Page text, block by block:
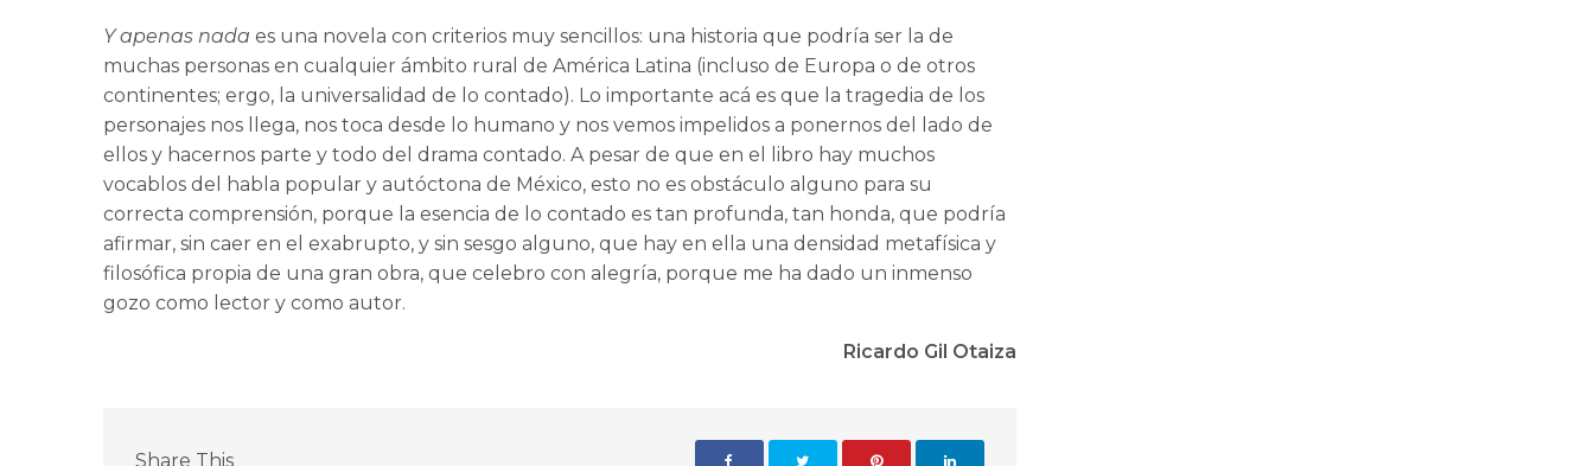
Y apenas nadaes una novela con criterios muy sencillos: una historia que podría ser la de
muchas personas en cualquier ámbito rural de América Latina (incluso de Europa o de otros
continentes; ergo, la universalidad de lo contado). Lo importante acá es que la tragedia de los
personajes nos llega, nos toca desde lo humano y nos vemos impelidos a ponernos del lado de
ellos y hacernos parte y todo del drama contado. A pesar de que en el libro hay muchos
vocablos del habla popular y autóctona de México, esto no es obstáculo alguno para su
correcta comprensión, porque la esencia de lo contado es tan profunda, tan honda, que podría
afirmar, sin caer en el exabrupto, y sin sesgo alguno, que hay en ella una densidad metafísica y
filosófica propia de una gran obra, que celebro con alegría, porque me ha dado un inmenso
gozo como lector y como autor.
Ricardo Gil Otaiza
Share This